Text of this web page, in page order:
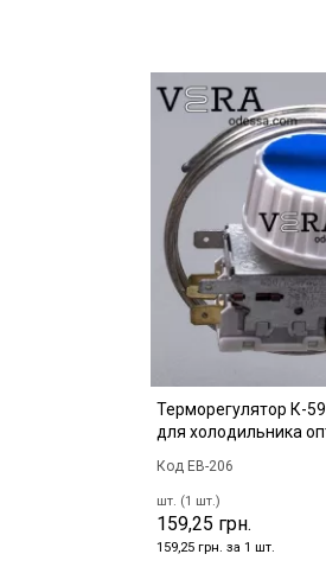
Терморегулятор К-
для холодильника
Код EB-206
шт. (1 шт.)
159,25 грн.
159,25 грн. за 1 шт.